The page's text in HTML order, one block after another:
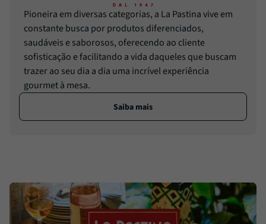
Pioneira em diversas categorias, a La Pastina vive em
constante busca por produtos diferenciados,
saudáveis e saborosos, oferecendo ao cliente
sofisticação e facilitando a vida daqueles que buscam
trazer ao seu dia a dia uma incrível experiência
gourmet à mesa.
Saiba mais